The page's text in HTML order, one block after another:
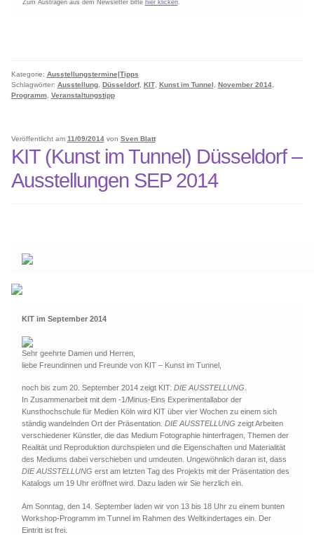
Zum Austragen aus dem Newsletter bitte hier klicken.
Kategorie: Ausstellungstermine|Tipps
Schlagwörter: Ausstellung, Düsseldorf, KIT, Kunst im Tunnel November 2014,
Programm, Veranstaltungstipp
Veröffentlicht am 11/09/2014 von Sven Blatt
KIT (Kunst im Tunnel) Düsseldorf –
Ausstellungen SEP 2014
KIT im September 2014
Sehr geehrte Damen und Herren,
liebe Freundinnen und Freunde von KIT – Kunst im Tunnel,
noch bis zum 20. September 2014 zeigt KIT:DIE AUSSTELLUNG.
In Zusammenarbeit mit dem -1/Minus-Eins Experimentallabor der
Kunsthochschule für Medien Köln wird KIT über vier Wochen zu einem sich
ständig wandelnden Ort der Präsentation.DIE AUSSTELLUNG zeigt Arbeiten
verschiedener Künstler, die das Medium Fotographie hinterfragen, Themen der
Realität und Reproduktion durchspielen und die Eigenschaften und Materialität
des Mediums dabei verschieben und umdeuten. Ungewöhnlich daran ist, dass
DIE AUSSTELLUNG erst am letzten Tag des Projekts mit der Präsentation des
Katalogs um 19 Uhr eröffnet wird. Dazu laden wir Sie herzlich ein.
Am Sonntag, den 14. September laden wir von 13 bis 18 Uhr zu einem bunten
Workshop-Programm im Tunnel im Rahmen des Weltkindertages ein. Der
Eintritt ist frei.